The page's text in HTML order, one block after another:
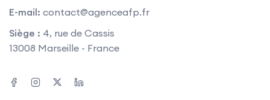
E-mail: contact@agenceafp.fr
Siège : 4, rue de Cassis
13008 Marseille - France